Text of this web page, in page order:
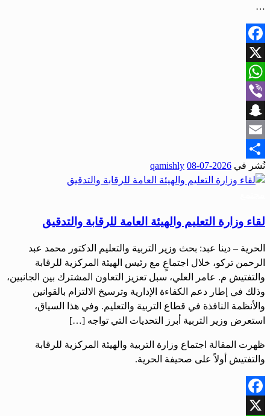
…
Facebook
X
WhatsApp
Viber
Snapchat
Email
Share
نُشر في 2026-07-08
qamishly
لقاء وزارة التعليم والهيئة العامة للرقابة والتدقيق
الحرية – دينا عبد: بحث وزير التربية والتعليم الدكتور محمد عبد
الرحمن تركو، خلال اجتماعٍ مع رئيس الهيئة المركزية للرقابة
والتفتيش م. عامر العلي، سبل تعزيز التعاون المشترك بين الجانبين،
وذلك في إطار دعم الكفاءة الإدارية وترسيخ الالتزام بالقوانين
والأنظمة النافذة في قطاع التربية والتعليم. وفي هذا السياق،
استعرض وزير التربية أبرز التحديات التي تواجه […]
ظهرت المقالة اجتماع وزارة التربية والهيئة المركزية للرقابة
والتفتيش أولاً على صحيفة الحرية.
Facebook